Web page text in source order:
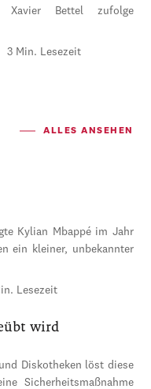
Xavier Bettel zufolge
3 Min. Lesezeit
ALLES ANSEHEN
Kylian Mbappé im Jahr
ein kleiner, unbekannter
Lesezeit
wird
Diskotheken löst diese
Sicherheitsmaßnahme